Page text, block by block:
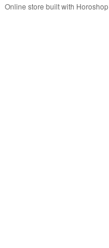
Online store built with Horoshop